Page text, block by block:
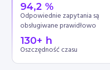
Odpowiednie zapytania są
obsługiwane prawidłowo
94,2 %
Oszczędność czasu
130+ h